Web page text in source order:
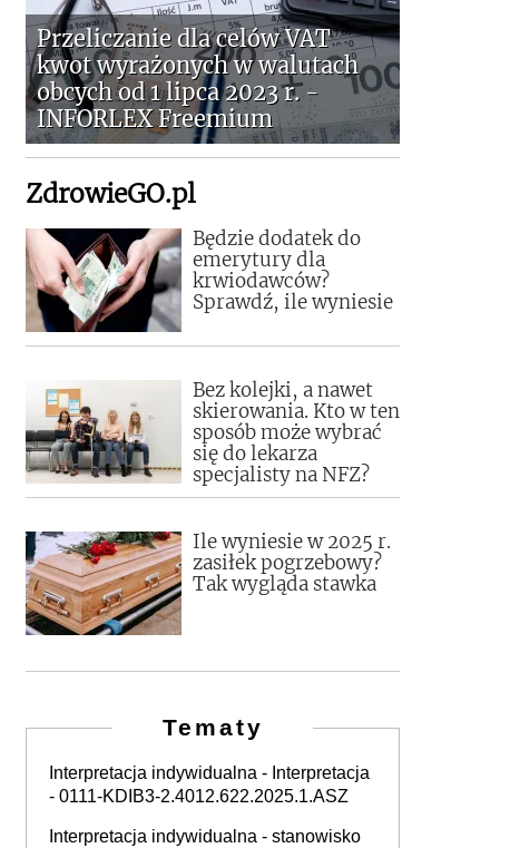
Przeliczanie dla celów VAT
kwot wyrażonych w walutach
obcych od 1 lipca 2023 r. -
INFORLEX Freemium
ZdrowieGO.pl
Będzie dodatek do
emerytury dla
krwiodawców?
Sprawdź, ile wyniesie
Bez kolejki, a nawet
skierowania. Kto w ten
sposób może wybrać
się do lekarza
specjalisty na NFZ?
Ile wyniesie w 2025 r.
zasiłek pogrzebowy?
Tak wygląda stawka
Tematy
Interpretacja indywidualna - Interpretacja
- 0111-KDIB3-2.4012.622.2025.1.ASZ
Interpretacja indywidualna - stanowisko